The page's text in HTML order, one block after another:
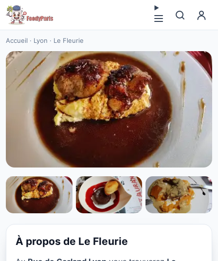
Accueil · Lyon · Le Fleurie
CUISINE EUROPÉENNE
Le Fleurie à Lyon
★ 4.3/5
À propos de Le Fleurie